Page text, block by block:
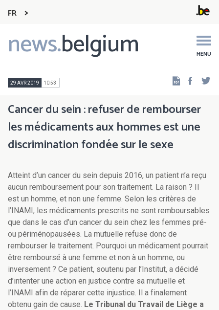
FR
news.belgium MENU
Main
navigation
29 AVR 2019 10:53
Cancer du sein : refuser de rembourser
les médicaments aux hommes est une
discrimination fondée sur le sexe
Atteint d’un cancer du sein depuis 2016, un patient n’a reçu
aucun remboursement pour son traitement. La raison ? Il
est un homme, et non une femme. Selon les critères de
l’INAMI, les médicaments prescrits ne sont remboursables
que dans le cas d’un cancer du sein chez les femmes pré-
ou périménopausées. La mutuelle refuse donc de
rembourser le traitement. Pourquoi un médicament pourrait
être remboursé à une femme et non à un homme, ou
inversement ? Ce patient, soutenu par l’Institut, a décidé
d’intenter une action en justice contre sa mutuelle et
l’INAMI afin de réparer cette injustice. Il a finalement
obtenu gain de cause. Le Tribunal du Travail de Liège a